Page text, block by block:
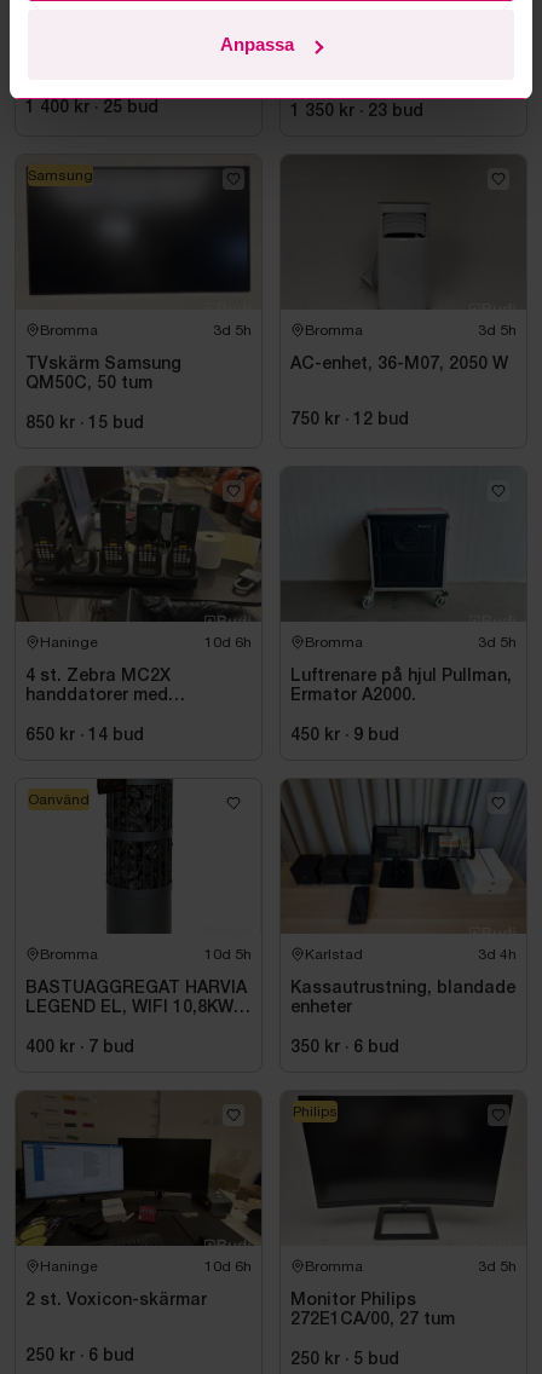
Anpassa
Styleshoot Produktfoto
1 400 kr · 25 bud
Datorskärm AOC
1 350 kr · 23 bud
Bromma 3d 5h
TVskärm Samsung
QM50C, 50 tum
850 kr · 15 bud
Samsung
Bromma 3d 5h
AC-enhet, 36-M07, 2050 W
750 kr · 12 bud
Haninge 10d 6h
4 st. Zebra MC2X
handdatorer med
650 kr · 14 bud
Bromma 3d 5h
Luftrenare på hjul Pullman,
Ermator A2000.
450 kr · 9 bud
Bromma 10d 5h
BASTUAGGREGAT HARVIA
LEGEND EL, WIFI 10,8KW
400 kr · 7 bud
Oanvänd
Karlstad 3d 4h
Kassautrustning, blandade
enheter
350 kr · 6 bud
Haninge 10d 6h
2 st. Voxicon-skärmar
250 kr · 6 bud
Bromma 3d 5h
Monitor Philips
272E1CA/00, 27 tum
250 kr · 5 bud
Philips